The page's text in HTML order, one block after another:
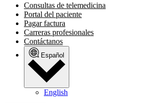
Consultas de telemedicina
Portal del paciente
Pagar factura
Carreras profesionales
Contáctanos
Español
English